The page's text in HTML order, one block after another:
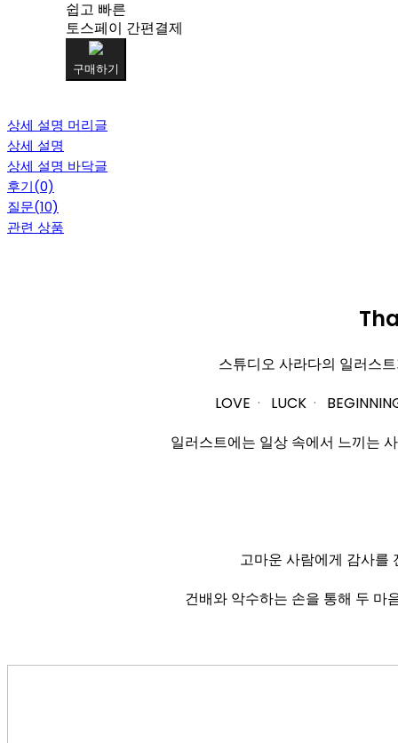
쉽고 빠른
토스페이 간편결제
구매하기
상세 설명 머리글
상세 설명
상세 설명 바닥글
후기(0)
질문(10)
관련 상품
스튜디오 사라다의 일러스
LOVE · LUCK·
일러스트에는 일상 속에서 느끼는
고마운 사람에게 감사를
건배와 악수하는 손을 통해 두 마